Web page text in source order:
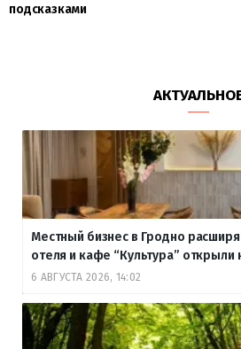
подсказками
Местный бизнес в Гродно
отеля и кафе “Культура”
6 АВГУСТА 2026, 14:02